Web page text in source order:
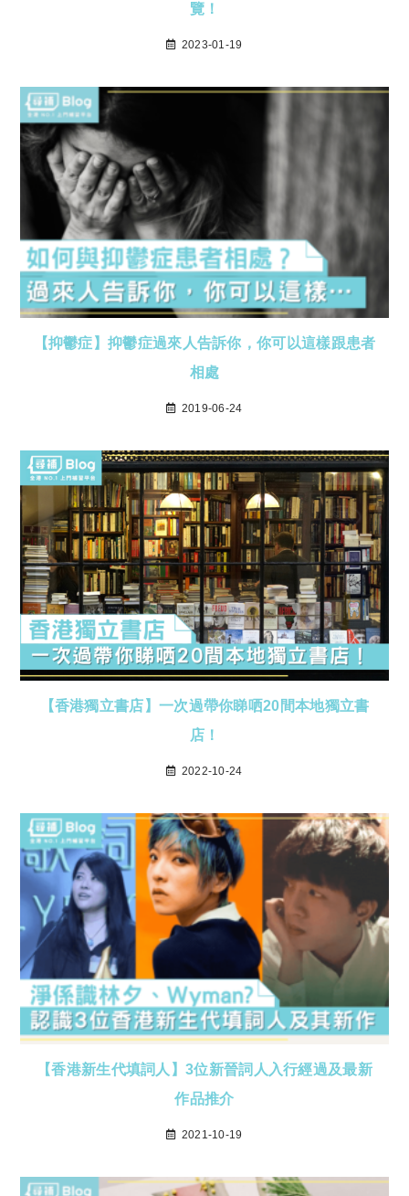
覽！
2023-01-19
【抑鬱症】抑鬱症過來人告訴你，你可以這樣跟患者
相處
2019-06-24
【香港獨立書店】一次過帶你睇哂20間本地獨立書
店！
2022-10-24
【香港新生代填詞人】3位新晉詞人入行經過及最新
作品推介
2021-10-19